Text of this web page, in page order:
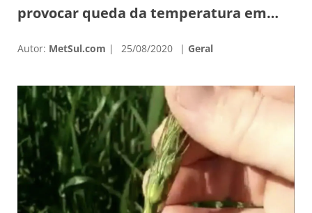
provocar queda da temperatura em
região amazônica, assim como
antecipava a MetSul. A temperatura às
9h de ontem em São Gabriel da
Cachoeira, no estado do Amazonas, foi
de 20,6°C. Antes da influência modesta
do ar […]
Autor: MetSul.com 25/08/2020 Geral